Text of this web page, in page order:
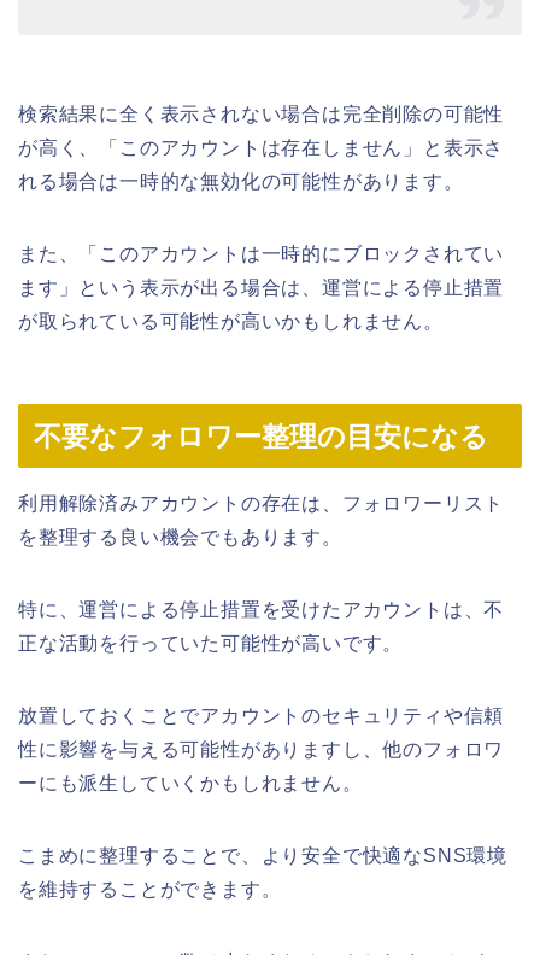
検索結果に全く表示されない場合は完全削除の可能性
が高く、「このアカウントは存在しません」と表示さ
れる場合は一時的な無効化の可能性があります。
また、「このアカウントは一時的にブロックされてい
ます」という表示が出る場合は、運営による停止措置
が取られている可能性が高いかもしれません。
不要なフォロワー整理の目安になる
利用解除済みアカウントの存在は、フォロワーリスト
を整理する良い機会でもあります。
特に、運営による停止措置を受けたアカウントは、不
正な活動を行っていた可能性が高いです。
放置しておくことでアカウントのセキュリティや信頼
性に影響を与える可能性がありますし、他のフォロワ
ーにも派生していくかもしれません。
こまめに整理することで、より安全で快適なSNS環境
を維持することができます。